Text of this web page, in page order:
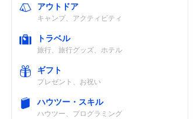
アウトドア
キャンプ、アクティビティ
トラベル
旅行、旅行グッズ、ホテル
ギフト
プレゼント、お祝い
ハウツー・スキル
ハウツー、プログラミング